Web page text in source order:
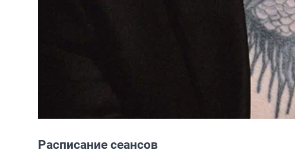
Расписание сеансов